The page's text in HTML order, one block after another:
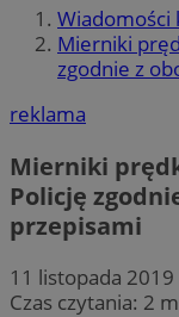
Wiadomości
Mierniki
zgodnie z
reklama
Mierniki
Policję
przepisami
11 listopada
Czas czytania: 2